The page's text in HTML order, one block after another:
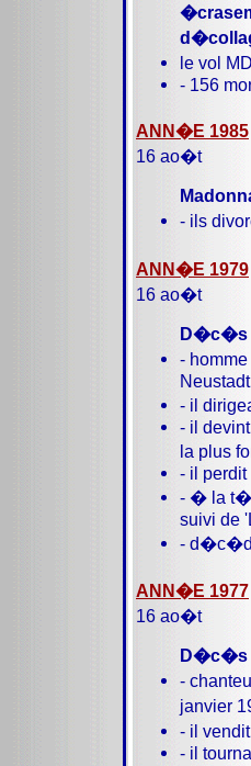
le vol
- 156
ANN�E 1985
16 ao�t
- ils
ANN�E 1979
16 ao�t
D�c�s
-
- il
- il
la plus
- il
- � la
suivi de
-
ANN�E 1977
16 ao�t
D�c�s
-
janvier
- il
- il